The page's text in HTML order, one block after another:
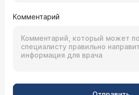
Комментарий